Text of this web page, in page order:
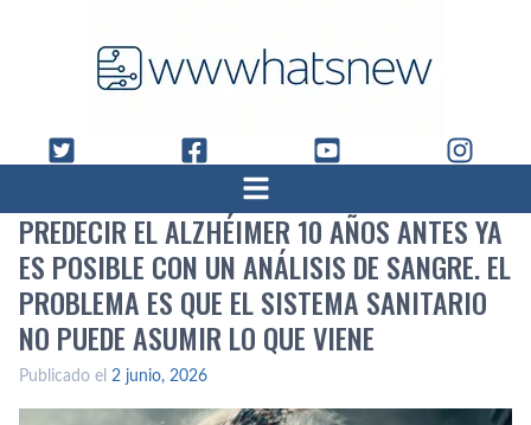
PREDECIR EL ALZHÉIMER 10 AÑOS ANTES YA
ES POSIBLE CON UN ANÁLISIS DE SANGRE. EL
PROBLEMA ES QUE EL SISTEMA SANITARIO
NO PUEDE ASUMIR LO QUE VIENE
Publicado el 2 junio, 2026